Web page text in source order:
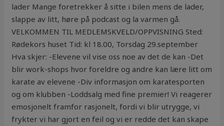
lader Mange foretrekker å sitte i bilen mens de lader,
slappe av litt, høre på podcast og la varmen gå.
VELKOMMEN TIL MEDLEMSKVELD/OPPVISNING Sted:
Rødekors huset Tid: kl 18.00, Torsdag 29.september
Hva skjer: -Elevene vil vise oss noe av det de kan -Det
blir work-shops hvor foreldre og andre kan lære litt om
karate av elevene -Div informasjon om karatesporten
og om klubben -Loddsalg med fine premier! Vi reagerer
emosjonelt framfor rasjonelt, fordi vi blir utrygge, vi
frykter vi har gjort en feil og vi er redde det kan skape